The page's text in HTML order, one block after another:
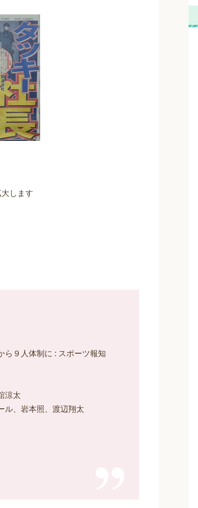
大します
９人体制に : スポーツ報知
涼太
ル、岩本照、渡辺翔太